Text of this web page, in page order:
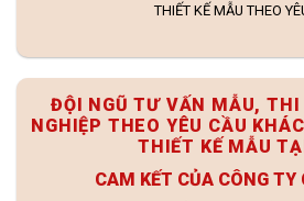
THIẾT KẾ MẪU THEO
ĐỘI NGŨ TƯ VẤN MẪU, THI
NGHIỆP THEO YÊU CẦU
THIẾT KẾ MẪU
CAM KẾT CỦA CÔNG TY